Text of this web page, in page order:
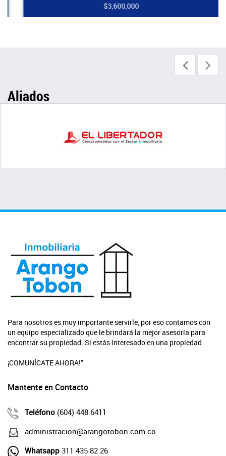
$3,600,000
Aliados
Para nosotros es muy importante servirle, por eso contamos con
un equipo especializado que le brindará la mejor asesoría para
encontrar su propiedad. Si estás interesado en una propiedad
¡COMUNÍCATE AHORA!"
Mantente en Contacto
Teléfono (604) 448 6411
administracion@arangotobon.com.co
Whatsapp 311 435 82 26